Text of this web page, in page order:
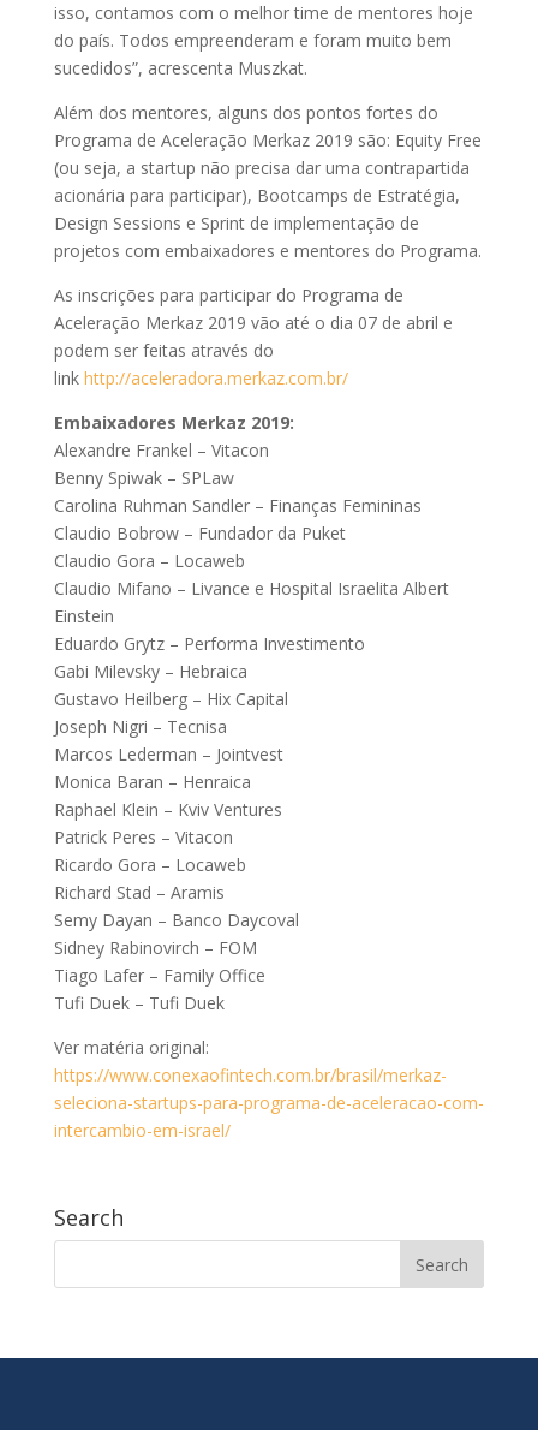
isso, contamos com o melhor time de mentores hoje
do país. Todos empreenderam e foram muito bem
sucedidos”, acrescenta Muszkat.
Além dos mentores, alguns dos pontos fortes do
Programa de Aceleração Merkaz 2019 são: Equity Free
(ou seja, a startup não precisa dar uma contrapartida
acionária para participar), Bootcamps de Estratégia,
Design Sessions e Sprint de implementação de
projetos com embaixadores e mentores do Programa.
As inscrições para participar do Programa de
Aceleração Merkaz 2019 vão até o dia 07 de abril e
podem ser feitas através do
link http://aceleradora.merkaz.com.br/
Embaixadores Merkaz 2019:
Alexandre Frankel – Vitacon
Benny Spiwak – SPLaw
Carolina Ruhman Sandler – Finanças Femininas
Claudio Bobrow – Fundador da Puket
Claudio Gora – Locaweb
Claudio Mifano – Livance e Hospital Israelita Albert
Einstein
Eduardo Grytz – Performa Investimento
Gabi Milevsky – Hebraica
Gustavo Heilberg – Hix Capital
Joseph Nigri – Tecnisa
Marcos Lederman – Jointvest
Monica Baran – Henraica
Raphael Klein – Kviv Ventures
Patrick Peres – Vitacon
Ricardo Gora – Locaweb
Richard Stad – Aramis
Semy Dayan – Banco Daycoval
Sidney Rabinovirch – FOM
Tiago Lafer – Family Office
Tufi Duek – Tufi Duek
Ver matéria original:
https://www.conexaofintech.com.br/brasil/merkaz-
seleciona-startups-para-programa-de-aceleracao-com-
intercambio-em-israel/
Search